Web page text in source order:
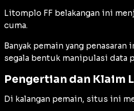
Litomplo FF belakangan ini
cuma.
Banyak pemain yang
segala bentuk manipulasi data
Pengertian dan Klaim
Di kalangan pemain, situs ini